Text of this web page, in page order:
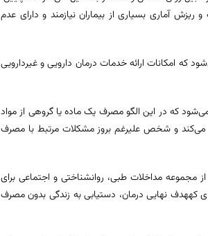
آماری بسیاری از بیماران نیازمند و دارای عدم
که امکانات ارائه خدمات درمان دارویی و غیردارویی
که در این الگو مصرف یک ماده یا گروهی از مواد
می‌کند و شخص علیرغم بروز مشکلات مرتبط با مصرف
مجموعه مداخلات طبی، روانشناختی و اجتماعی برای
کههدف نهایی درمان، دستیابی به زندگی بدون مصرف